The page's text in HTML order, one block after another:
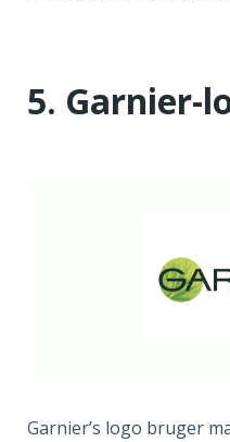
5. Garnier-
Garnier’s logo bruger